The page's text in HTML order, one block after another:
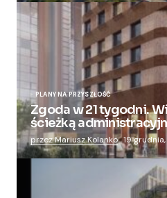
PLANY NA PRZYSZŁOŚĆ
Zgoda w 21 tygodni.
ścieżką
przez Mariusz Kolanko 19